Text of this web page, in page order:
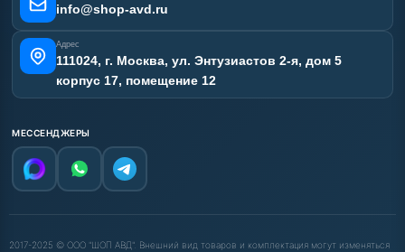
info@shop-avd.ru
Адрес
111024, г. Москва, ул. Энтузиастов 2-я, дом 5
корпус 17, помещение 12
МЕССЕНДЖЕРЫ
2017-2025 © ООО "ШОП АВД". Внешний вид товаров и комплектация могут изменяться